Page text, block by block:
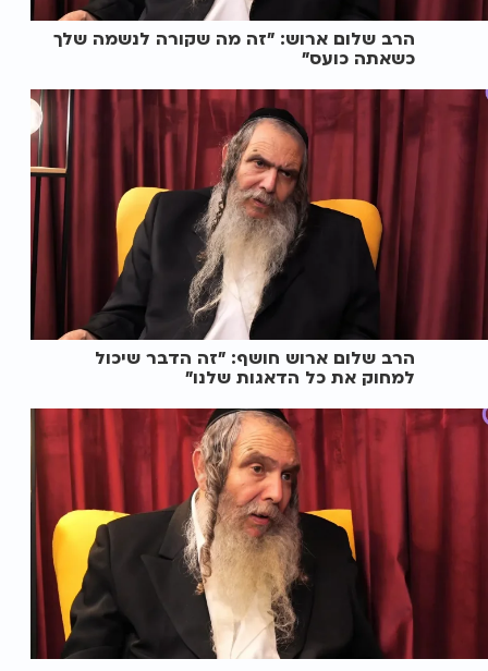
הרב שלום ארוש: "זה מה שקורה לנשמה שלך
כשאתה כועס"
הרב שלום ארוש חושף: "זה הדבר שיכול
למחוק את כל הדאגות שלנו"